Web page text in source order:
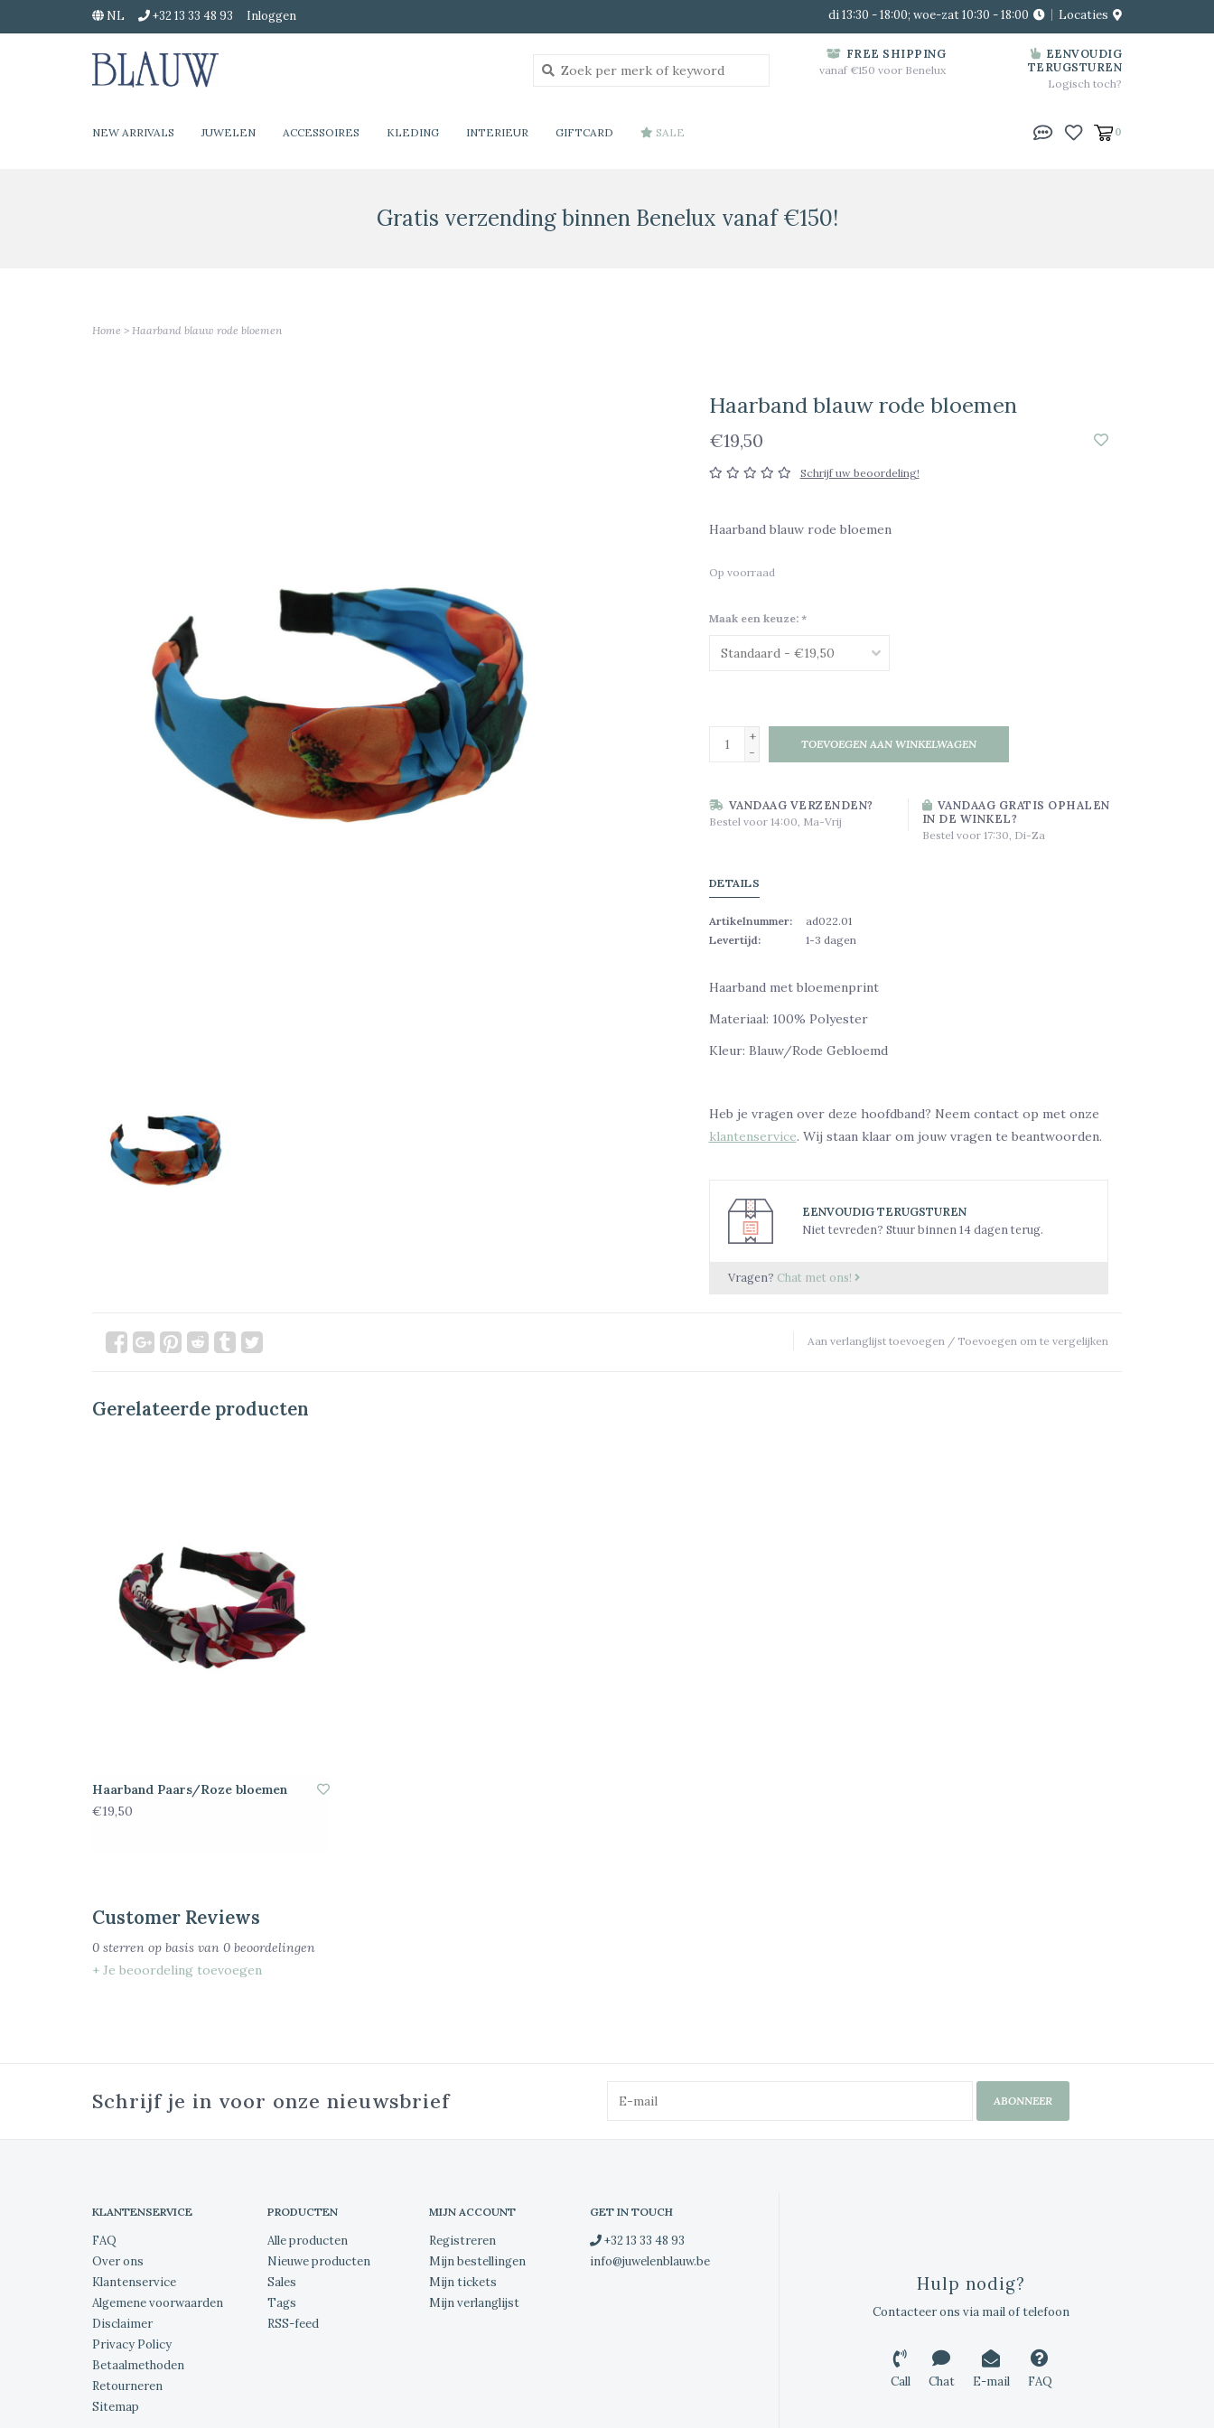
NL +32 13 33 48 93 Inloggen di 13:30 - 18:00; woe-zat 10:30 - 18:00 Locaties
FREE SHIPPING
vanaf €150 voor Benelux
EENVOUDIG
TERUGSTUREN
Logisch toch?
NEW ARRIVALS JUWELEN ACCESSOIRES KLEDING INTERIEUR GIFTCARD SALE 0
Gratis verzending binnen Benelux vanaf €150!
Home > Haarband blauw rode bloemen
Haarband blauw rode bloemen
€19,50
Schrijf uw beoordeling!
Haarband blauw rode bloemen
Op voorraad
Maak een keuze: *
+
-
TOEVOEGEN AAN WINKELWAGEN
VANDAAG VERZENDEN?
Bestel voor 14:00, Ma-Vrij
VANDAAG GRATIS OPHALEN
IN DE WINKEL?
Bestel voor 17:30, Di-Za
DETAILS
Artikelnummer:
ad022.01
Levertijd:
1-3 dagen
Haarband met bloemenprint
Materiaal: 100% Polyester
Kleur: Blauw/Rode Gebloemd
Heb je vragen over deze hoofdband? Neem contact op met onze
klantenservice. Wij staan klaar om jouw vragen te beantwoorden.
EENVOUDIG TERUGSTUREN
Niet tevreden? Stuur binnen 14 dagen terug.
Vragen? Chat met ons!
Aan verlanglijst toevoegen / Toevoegen om te vergelijken
Gerelateerde producten
Haarband Paars/Roze bloemen
€19,50
Customer Reviews
0 sterren op basis van 0 beoordelingen
+ Je beoordeling toevoegen
Schrijf je in voor onze nieuwsbrief ABONNEER
KLANTENSERVICE
FAQ
Over ons
Klantenservice
Algemene voorwaarden
Disclaimer
Privacy Policy
Betaalmethoden
Retourneren
Sitemap
PRODUCTEN
Alle producten
Nieuwe producten
Sales
Tags
RSS-feed
MIJN ACCOUNT
Registreren
Mijn bestellingen
Mijn tickets
Mijn verlanglijst
GET IN TOUCH
+32 13 33 48 93
info@juwelenblauw.be
Hulp nodig?
Contacteer ons via mail of telefoon
Call Chat E-mail FAQ